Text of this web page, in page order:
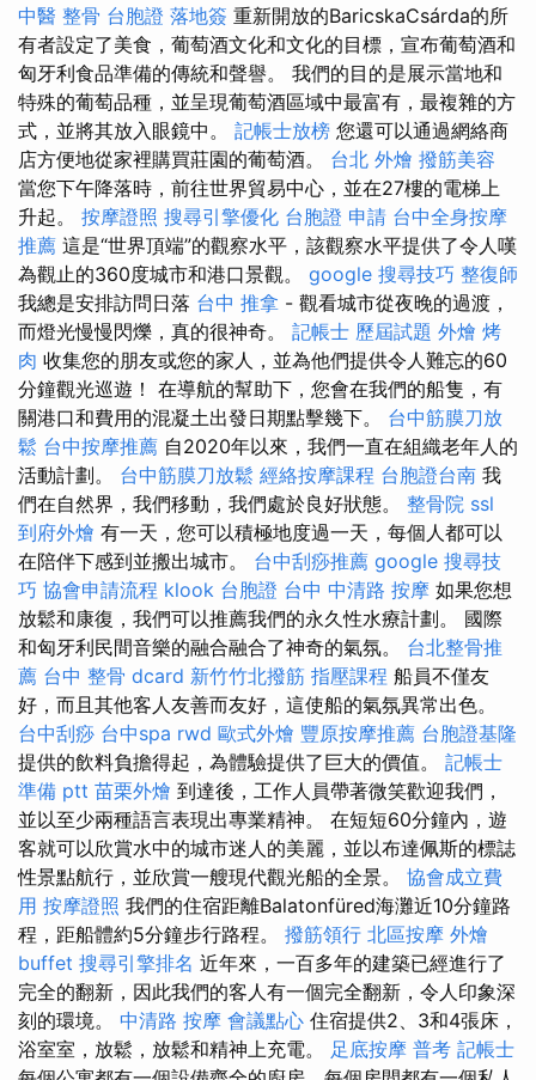
中醫 整骨 台胞證 落地簽 重新開放的BaricskaCsárda的所
有者設定了美食，葡萄酒文化和文化的目標，宣布葡萄酒和
匈牙利食品準備的傳統和聲譽。 我們的目的是展示當地和
特殊的葡萄品種，並呈現葡萄酒區域中最富有，最複雜的方
式，並將其放入眼鏡中。 記帳士放榜 您還可以通過網絡商
店方便地從家裡購買莊園的葡萄酒。 台北 外燴 撥筋美容
當您下午降落時，前往世界貿易中心，並在27樓的電梯上
升起。 按摩證照 搜尋引擎優化 台胞證 申請 台中全身按摩
推薦 這是“世界頂端”的觀察水平，該觀察水平提供了令人嘆
為觀止的360度城市和港口景觀。 google 搜尋技巧 整復師
我總是安排訪問日落 台中 推拿 - 觀看城市從夜晚的過渡，
而燈光慢慢閃爍，真的很神奇。 記帳士 歷屆試題 外燴 烤
肉 收集您的朋友或您的家人，並為他們提供令人難忘的60
分鐘觀光巡遊！ 在導航的幫助下，您會在我們的船隻，有
關港口和費用的混凝土出發日期點擊幾下。 台中筋膜刀放
鬆 台中按摩推薦 自2020年以來，我們一直在組織老年人的
活動計劃。 台中筋膜刀放鬆 經絡按摩課程 台胞證台南 我
們在自然界，我們移動，我們處於良好狀態。 整骨院 ssl
到府外燴 有一天，您可以積極地度過一天，每個人都可以
在陪伴下感到並搬出城市。 台中刮痧推薦 google 搜尋技
巧 協會申請流程 klook 台胞證 台中 中清路 按摩 如果您想
放鬆和康復，我們可以推薦我們的永久性水療計劃。 國際
和匈牙利民間音樂的融合融合了神奇的氣氛。 台北整骨推
薦 台中 整骨 dcard 新竹竹北撥筋 指壓課程 船員不僅友
好，而且其他客人友善而友好，這使船的氣氛異常出色。
台中刮痧 台中spa rwd 歐式外燴 豐原按摩推薦 台胞證基隆
提供的飲料負擔得起，為體驗提供了巨大的價值。 記帳士
準備 ptt 苗栗外燴 到達後，工作人員帶著微笑歡迎我們，
並以至少兩種語言表現出專業精神。 在短短60分鐘內，遊
客就可以欣賞水中的城市迷人的美麗，並以布達佩斯的標誌
性景點航行，並欣賞一艘現代觀光船的全景。 協會成立費
用 按摩證照 我們的住宿距離Balatonfüred海灘近10分鐘路
程，距船體約5分鐘步行路程。 撥筋領行 北區按摩 外燴
buffet 搜尋引擎排名 近年來，一百多年的建築已經進行了
完全的翻新，因此我們的客人有一個完全翻新，令人印象深
刻的環境。 中清路 按摩 會議點心 住宿提供2、3和4張床，
浴室室，放鬆，放鬆和精神上充電。 足底按摩 普考 記帳士